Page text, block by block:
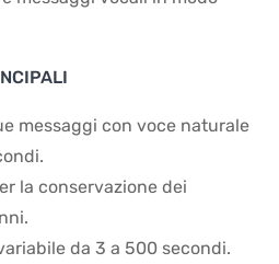
messaggi con voce naturale
la conservazione dei
da 3 a 500 secondi.